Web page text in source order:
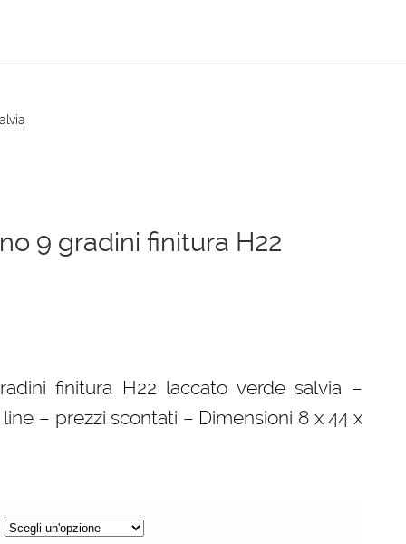
9 gradini finitura H22
finitura H22 laccato verde salvia –
– prezzi scontati – Dimensioni 8 x 44 x